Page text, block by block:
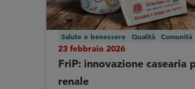
Salute e benessere Qualità Comunità
23 febbraio 2026
FriP: innovazione casearia
renale